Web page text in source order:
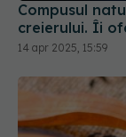
Compusul
creierului. Îi
14 apr 2025, 15:59